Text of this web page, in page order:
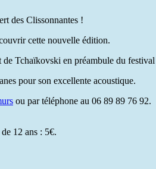
des Clissonnantes !
cette nouvelle édition.
de Tchaïkovski en préambule du
pour son excellente acoustique.
ou par téléphone au 06 89 89 76 92.
12 ans : 5€.